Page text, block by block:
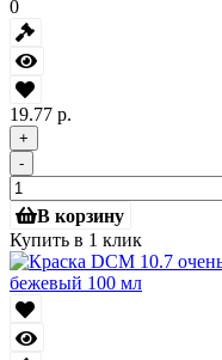
0
19.77 р.
+
-
В корзину
Купить в 1 клик